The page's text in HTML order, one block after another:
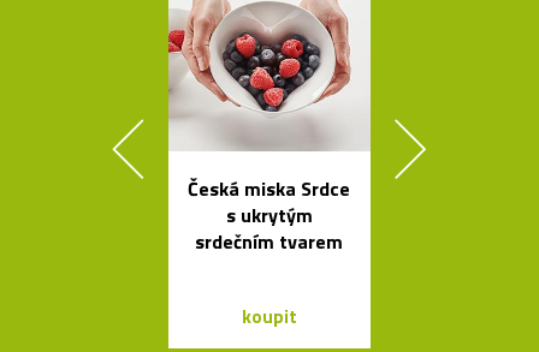
Česká miska Srdce
s ukrytým
srdečním tvarem
koupit